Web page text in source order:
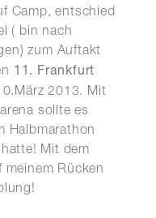
Camp, entschied
( bin nach
zum Auftakt
11. Frankfurt
2013. Mit
sollte es
Halbmarathon
Mit dem
meinem Rücken